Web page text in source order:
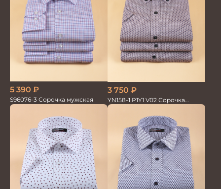
5 390 ₽
S96076-3 Сорочка мужская
3 750 ₽
YN158-1 P1Y1 V02 Сорочка
мужская кор.рукав